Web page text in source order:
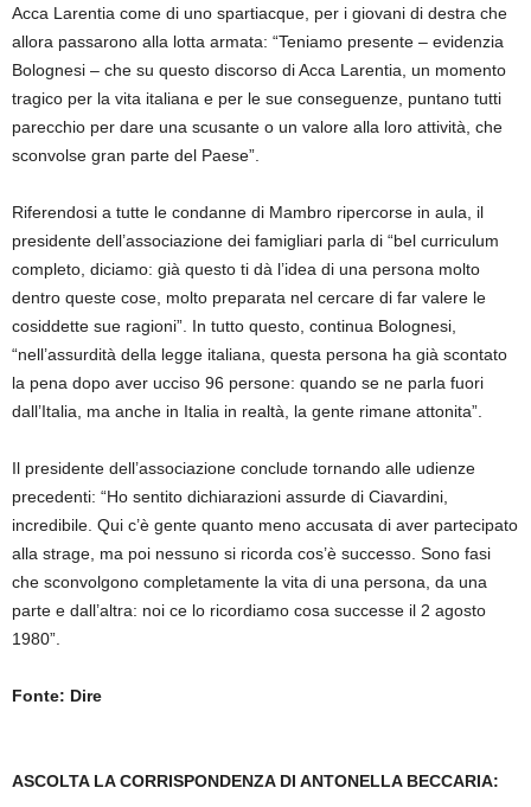
Acca Larentia come di uno spartiacque, per i giovani di destra che
allora passarono alla lotta armata: “Teniamo presente – evidenzia
Bolognesi – che su questo discorso di Acca Larentia, un momento
tragico per la vita italiana e per le sue conseguenze, puntano tutti
parecchio per dare una scusante o un valore alla loro attività, che
sconvolse gran parte del Paese”.
Riferendosi a tutte le condanne di Mambro ripercorse in aula, il
presidente dell’associazione dei famigliari parla di “bel curriculum
completo, diciamo: già questo ti dà l’idea di una persona molto
dentro queste cose, molto preparata nel cercare di far valere le
cosiddette sue ragioni”. In tutto questo, continua Bolognesi,
“nell’assurdità della legge italiana, questa persona ha già scontato
la pena dopo aver ucciso 96 persone: quando se ne parla fuori
dall’Italia, ma anche in Italia in realtà, la gente rimane attonita”.
Il presidente dell’associazione conclude tornando alle udienze
precedenti: “Ho sentito dichiarazioni assurde di Ciavardini,
incredibile. Qui c’è gente quanto meno accusata di aver partecipato
alla strage, ma poi nessuno si ricorda cos’è successo. Sono fasi
che sconvolgono completamente la vita di una persona, da una
parte e dall’altra: noi ce lo ricordiamo cosa successe il 2 agosto
1980”.
Fonte: Dire
ASCOLTA LA CORRISPONDENZA DI ANTONELLA BECCARIA: